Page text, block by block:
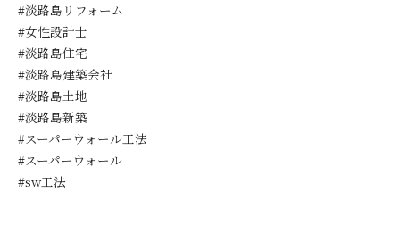
#淡路島リフォーム
#女性設計士
#淡路島住宅
#淡路島建築会社
#淡路島土地
#淡路島新築
#スーパーウォール工法
#スーパーウォール
#sw工法